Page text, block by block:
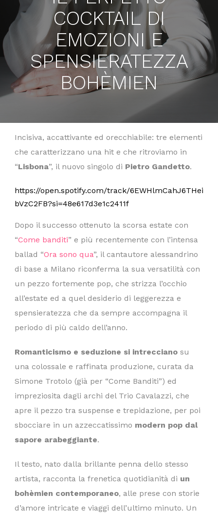
COCKTAIL DI
EMOZIONI E
SPENSIERATEZZA
BOHÈMIEN
Incisiva, accattivante ed orecchiabile: tre elementi
che caratterizzano una hit e che ritroviamo in
“Lisbona”, il nuovo singolo di Pietro Gandetto.
https://open.spotify.com/track/6EWHlmCahJ6THei
bVzC2FB?si=48e617d3e1c2411f
Dopo il successo ottenuto la scorsa estate con
“Come banditi” e più recentemente con l’intensa
ballad “Ora sono qua”, il cantautore alessandrino
di base a Milano riconferma la sua versatilità con
un pezzo fortemente pop, che strizza l’occhio
all’estate ed a quel desiderio di leggerezza e
spensieratezza che da sempre accompagna il
periodo di più caldo dell’anno.
Romanticismo e seduzione si intrecciano su
una colossale e raffinata produzione, curata da
Simone Trotolo (già per “Come Banditi”) ed
impreziosita dagli archi del Trio Cavalazzi, che
apre il pezzo tra suspense e trepidazione, per poi
sbocciare in un azzeccatissimo modern pop dal
sapore arabeggiante.
Il testo, nato dalla brillante penna dello stesso
artista, racconta la frenetica quotidianità di un
bohèmien contemporaneo, alle prese con storie
d’amore intricate e viaggi dell’ultimo minuto. Un